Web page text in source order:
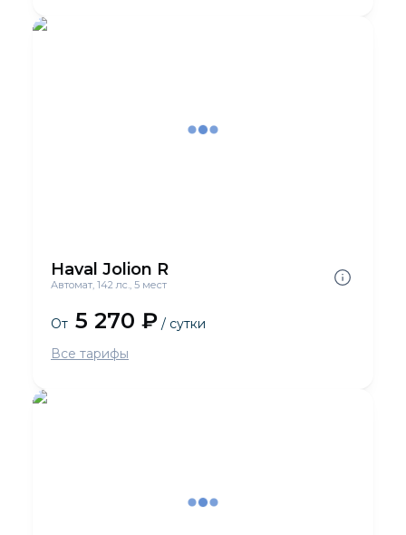
Haval Jolion R
Автомат, 142 лс., 5 мест
От 5 270 ₽ / сутки
Все тарифы